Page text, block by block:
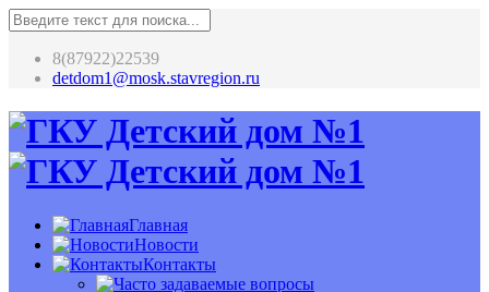
8(87922)22539
detdom1@mosk.stavregion.ru
Главная
Новости
Контакты